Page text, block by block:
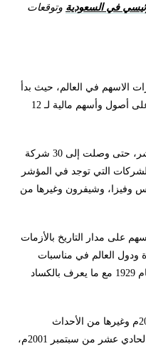
في السعودية وتوقعات
الاسهم في العالم، حيث بدأ
في عام 1896، وكان في البداية يحتوي على أصول وأسهم مالية لـ 12
كما تزايدت عدد الشركات في هذا المؤشر، حتى وصلت إلى 30 شركة
أهم هذه الشركات التي توجد في المؤشر
وفيزا، وشيفرون وغيرها من
على مدار التاريخ بالأزمات
ودول العالم في مناسبات
مختلفة، حيث حدث له انهيار كبير في عام 1929 مع ما يعرف بالكساد
وكذلك تأثر بالأزمة العقارية في عام 2008م وغيرها من الأحداث
الاقتصادية والسياسية أيضًا مثل أحداث الحادي عشر من سبتمبر 2001م،